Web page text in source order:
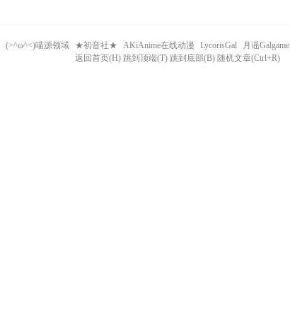
(>^ω^<)喵源领域 ★初音社★ AKiAnime在线动漫 LycorisGal 月谣Galgame
返回首页(H) 跳到顶端(T) 跳到底部(B) 随机文章(Ctrl+R)